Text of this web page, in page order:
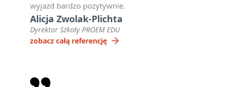
wyjazd bardzo pozytywnie.
Alicja Zwolak-Plichta
Dyrektor Szkoły PROEM EDU
zobacz całą referencję arrow_forward